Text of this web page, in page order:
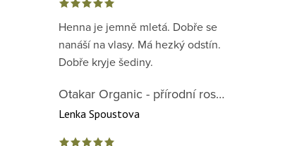
Henna je jemně mletá. Dobře se
nanáší na vlasy. Má hezký odstín.
Dobře kryje šediny.
Otakar Organic - přírodní rostlinná barva na vlasy červená předpigmentace 1. krok
Lenka Spoustova